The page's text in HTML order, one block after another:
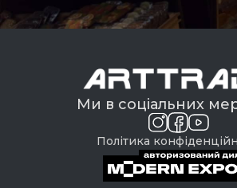
Ми в соціальних
Політика